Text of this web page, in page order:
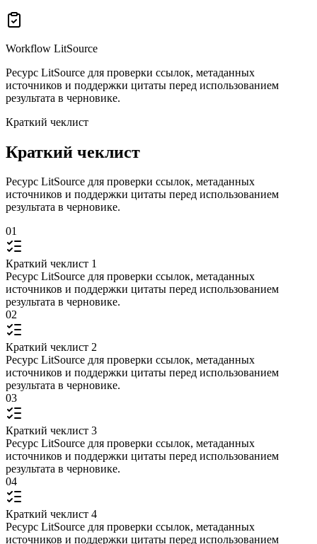
Workflow LitSource
Ресурс LitSource для проверки ссылок, метаданных
источников и поддержки цитаты перед использованием
результата в черновике.
Краткий чеклист
Краткий чеклист
Ресурс LitSource для проверки ссылок, метаданных
источников и поддержки цитаты перед использованием
результата в черновике.
01
Краткий чеклист 1
Ресурс LitSource для проверки ссылок, метаданных
источников и поддержки цитаты перед использованием
результата в черновике.
02
Краткий чеклист 2
Ресурс LitSource для проверки ссылок, метаданных
источников и поддержки цитаты перед использованием
результата в черновике.
03
Краткий чеклист 3
Ресурс LitSource для проверки ссылок, метаданных
источников и поддержки цитаты перед использованием
результата в черновике.
04
Краткий чеклист 4
Ресурс LitSource для проверки ссылок, метаданных
источников и поддержки цитаты перед использованием